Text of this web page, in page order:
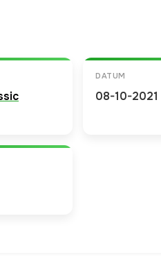
DATUM
08-10-2021